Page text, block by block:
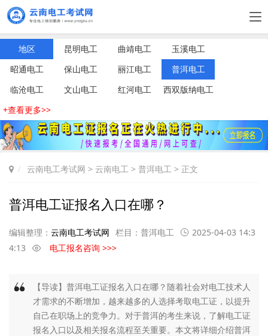
地区 昆明电工 曲靖电工
玉溪电工
昭通电工
保山电工 丽江电工
普洱电工
临沧电工
文山电工 红河电工
西双版纳电工
+查看更多>>
云南电工考试网 > 云南电工 > 普洱电工 > 正文
普洱电工证报名入口在哪？
编辑整理： 云南电工考试网 栏目： 普洱电工
2025-04-03 14:3
4:13
电工报名咨询 >>>
【导读】普洱电工证报名入口在哪？随着社会对电工技术人
才需求的不断增加，越来越多的人选择考取电工证，以提升
自己在职场上的竞争力。对于普洱的考生来说，了解电工证
报名入口以及相关报名流程至关重要。本文将详细介绍普洱